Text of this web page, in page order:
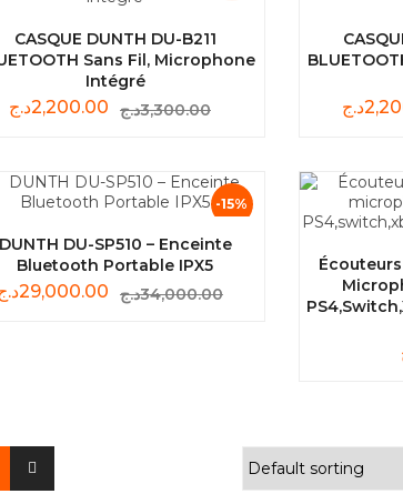
CASQUE DUNTH DU-B211
Sans Fil, Microphone
Intégré
3,300.00د.ج 2,200.00د.ج د.ج
-15%
DUNTH DU-SP510 – Enceinte
Bluetooth Portable IPX5
34,000.00د.ج 29,000.00